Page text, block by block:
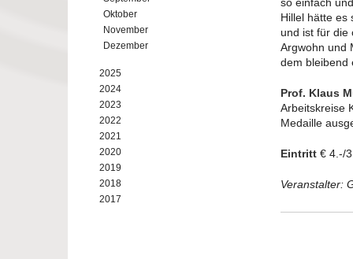
Oktober
November
Dezember
2025
2024
2023
2022
2021
2020
2019
2018
2017
Hillel hätte es
und ist für die
Argwohn und
dem bleibend
Prof. Klaus
Arbeitskreise
Medaille
Eintritt € 4.-/
Veranstalter: